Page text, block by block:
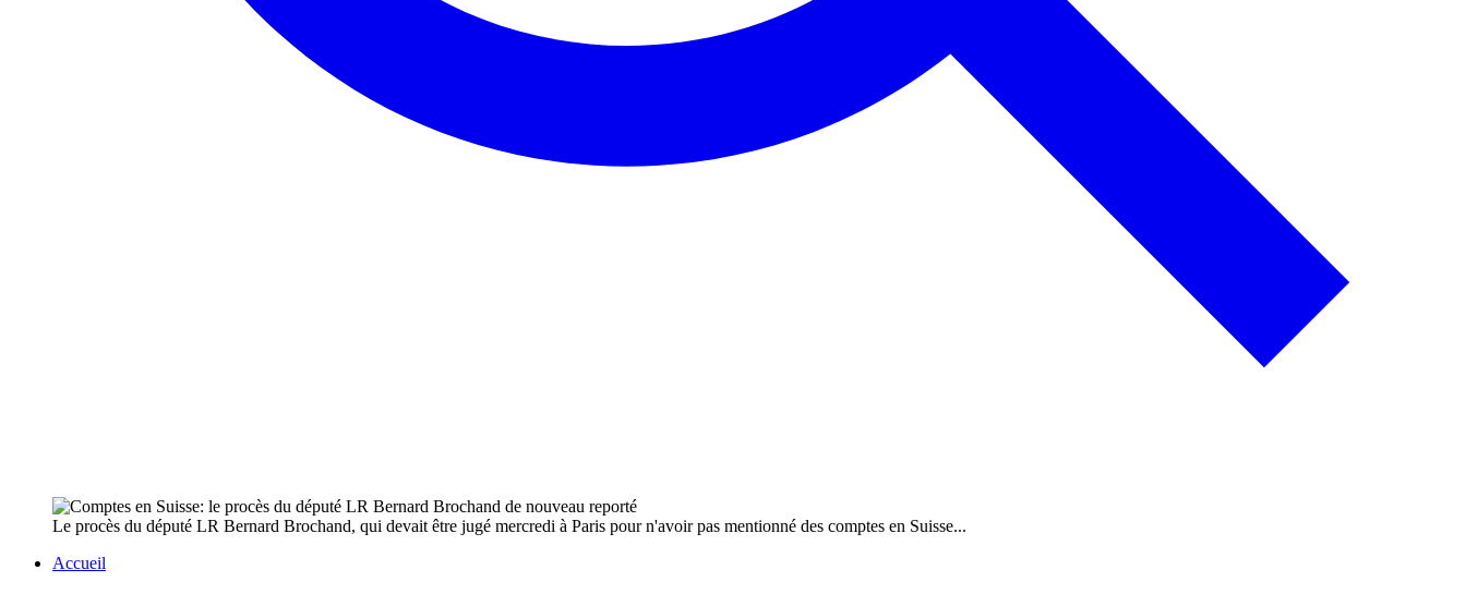
Le procès du député LR Bernard Brochand, qui devait être jugé mercredi à Paris pour n'avoir pas mentionné des comptes en Suisse...
Accueil